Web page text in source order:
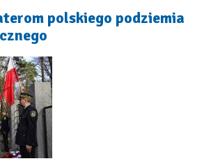
polskiego podziemia